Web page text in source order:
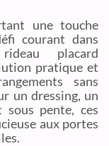
une touche
courant dans
placard
pratique et
sans
un dressing, un
sous pente, ces
aux portes